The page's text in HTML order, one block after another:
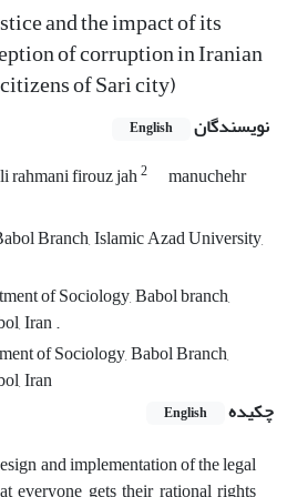
and the impact of its
of corruption in Iranian
of Sari city)
نویسندگان English
rahmani firouz jah2
manuchehr
Branch, Islamic Azad University,
of Sociology, Babol branch,
Iran .
of Sociology, Babol Branch,
Iran
چکیده
English
and implementation of the legal